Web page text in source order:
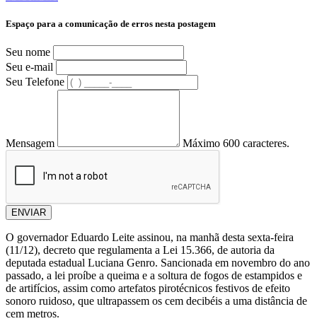
Espaço para a comunicação de erros nesta postagem
Seu nome
Seu e-mail
Seu Telefone
Mensagem Máximo 600 caracteres.
ENVIAR
O governador Eduardo Leite assinou, na manhã desta sexta-feira
(11/12), decreto que regulamenta a Lei 15.366, de autoria da
deputada estadual Luciana Genro. Sancionada em novembro do ano
passado, a lei proíbe a queima e a soltura de fogos de estampidos e
de artifícios, assim como artefatos pirotécnicos festivos de efeito
sonoro ruidoso, que ultrapassem os cem decibéis a uma distância de
cem metros.